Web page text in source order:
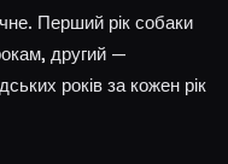
Перший рік собаки
другий —
років за кожен рік